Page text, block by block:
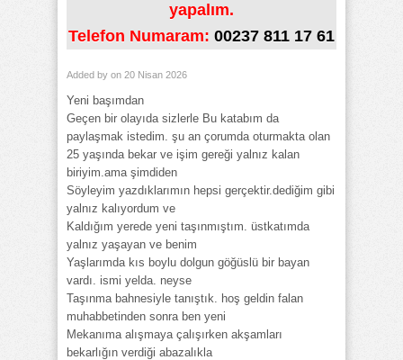
yapalım.
Telefon Numaram: 00237 811 17 61
Added by on 20 Nisan 2026
Yeni başımdan
Geçen bir olayıda sizlerle Bu katabım da
paylaşmak istedim. şu an çorumda oturmakta olan
25 yaşında bekar ve işim gereği yalnız kalan
biriyim.ama şimdiden
Söyleyim yazdıklarımın hepsi gerçektir.dediğim gibi
yalnız kalıyordum ve
Kaldığım yerede yeni taşınmıştım. üstkatımda
yalnız yaşayan ve benim
Yaşlarımda kıs boylu dolgun göğüslü bir bayan
vardı. ismi yelda. neyse
Taşınma bahnesiyle tanıştık. hoş geldin falan
muhabbetinden sonra ben yeni
Mekanıma alışmaya çalışırken akşamları
bekarlığın verdiği abazalıkla